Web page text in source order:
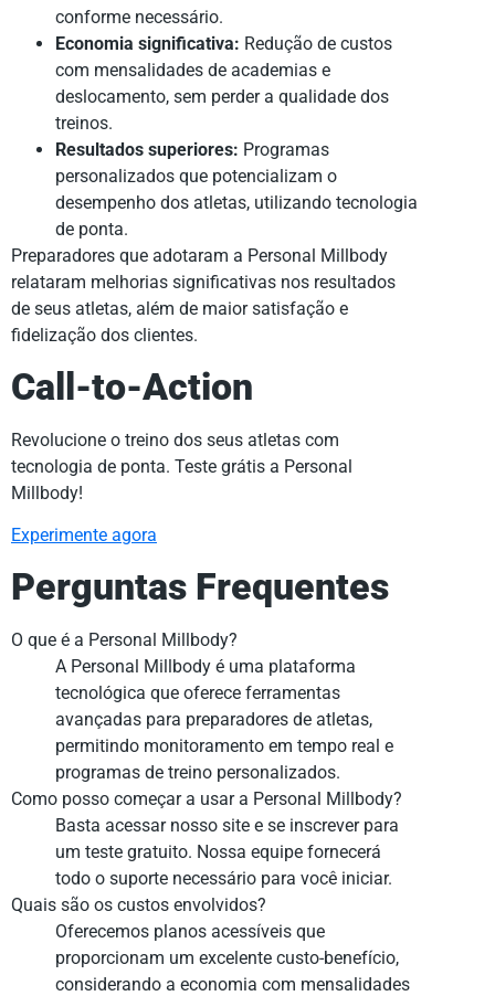
conforme necessário.
Economia significativa: Redução de custos
com mensalidades de academias e
deslocamento, sem perder a qualidade dos
treinos.
Resultados superiores: Programas
personalizados que potencializam o
desempenho dos atletas, utilizando tecnologia
de ponta.
Preparadores que adotaram a Personal Millbody
relataram melhorias significativas nos resultados
de seus atletas, além de maior satisfação e
fidelização dos clientes.
Call-to-Action
Revolucione o treino dos seus atletas com
tecnologia de ponta. Teste grátis a Personal
Millbody!
Experimente agora
Perguntas Frequentes
O que é a Personal Millbody?
A Personal Millbody é uma plataforma
tecnológica que oferece ferramentas
avançadas para preparadores de atletas,
permitindo monitoramento em tempo real e
programas de treino personalizados.
Como posso começar a usar a Personal Millbody?
Basta acessar nosso site e se inscrever para
um teste gratuito. Nossa equipe fornecerá
todo o suporte necessário para você iniciar.
Quais são os custos envolvidos?
Oferecemos planos acessíveis que
proporcionam um excelente custo-benefício,
considerando a economia com mensalidades